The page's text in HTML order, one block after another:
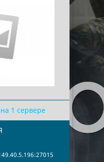
на 1 сервере